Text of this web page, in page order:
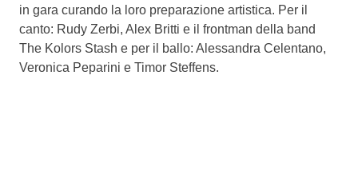
in gara curando la loro preparazione artistica. Per il
canto: Rudy Zerbi, Alex Britti e il frontman della band
The Kolors Stash e per il ballo: Alessandra Celentano,
Veronica Peparini e Timor Steffens.